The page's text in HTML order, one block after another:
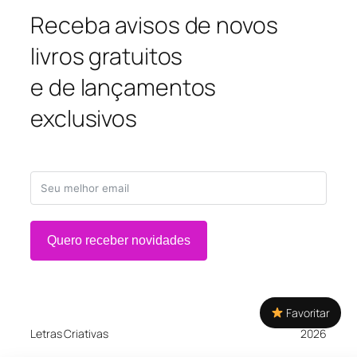
Receba avisos de novos
livros gratuitos
e de lançamentos
exclusivos
Quero receber novidades
Letras Criativas 2026
Favoritar